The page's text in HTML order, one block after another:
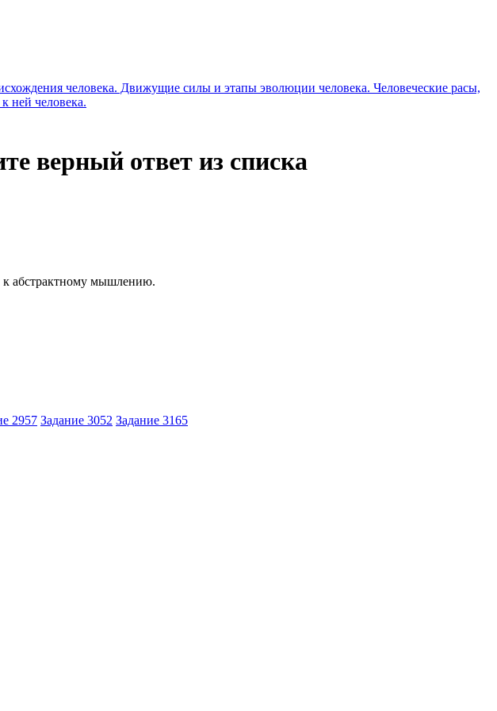
человека. Движущие силы и этапы эволюции человека. Человеческие расы,
ней человека.
верный ответ из списка
к абстрактному мышлению.
2957 Задание 3052 Задание 3165